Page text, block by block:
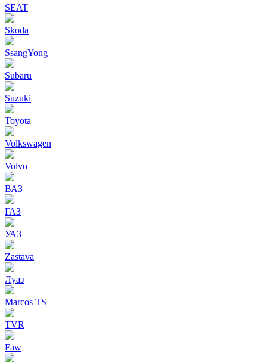
SEAT
Skoda
SsangYong
Subaru
Suzuki
Toyota
Volkswagen
Volvo
ВАЗ
ГАЗ
УАЗ
Zastava
Луаз
Marcos TS
TVR
Faw